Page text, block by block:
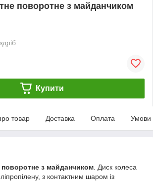
поворотне з майданчиком
Купити
товар Доставка Оплата Умови
з майданчиком . Диск колеса
з контактним шаром із